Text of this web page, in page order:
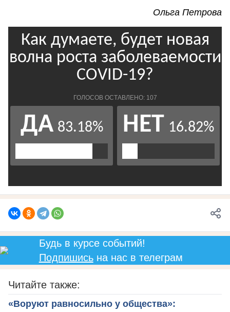
Ольга Петрова
Будь в курсе событий!
Подпишисьна нас в телеграм
Читайте также:
«Воруют равносильно у общества»: